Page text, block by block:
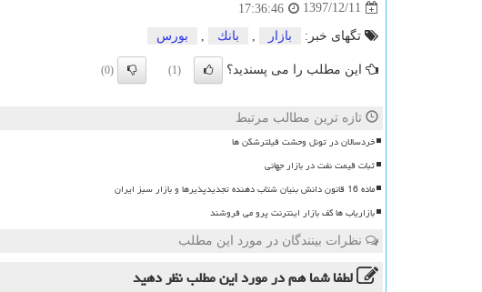
1397/12/11
17:36:46
تگهای خبر: بازار بانك بورس
این مطلب را می پسندید؟ (1)
(0)
تازه ترین مطالب مرتبط
خردسالان در تونل وحشت فیلترشکن ها
ثبات قیمت نفت در بازار جهانی
ماده 16 قانون دانش بنیان شتاب دهنده تجدیدپذیرها و بازار سبز ایران
بازاریاب ها کف بازار اینترنت پرو می فروشند
نظرات بینندگان در مورد این مطلب
لطفا شما همدر مورد این مطلبنظر دهید